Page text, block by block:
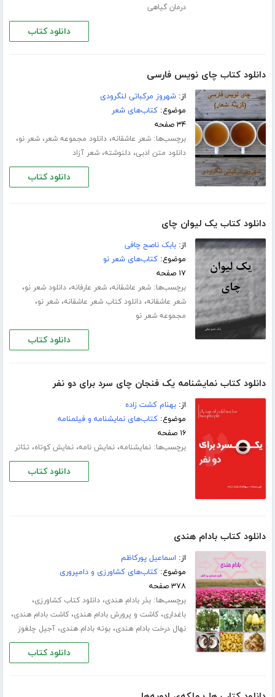
درمان گیاهی
دانلود کتاب
دانلود کتاب چای نویس فارسی
از:شهروز مرکباتی لنگرودی
موضوع:کتاب‌های شعر
۳۴ صفحه
برچسب‌ها:شعر عاشقانه،دانلود مجموعه شعر،شعر نو،
دانلود متن ادبی،دلنوشته،شعر آزاد
دانلود کتاب
دانلود کتاب یک لیوان چای
از:بابک ناصح چافی
موضوع:کتاب‌های شعر نو
۱۷ صفحه
برچسب‌ها:شعر عاشقانه،شعر عارفانه،دانلود شعر نو،
شعر عاشقانه،دانلود کتاب شعر عاشقانه،شعر نو،
مجموعه شعر نو
دانلود کتاب
دانلود کتاب نمایشنامه یک فنجان چای سرد برای دو نفر
از:بهنام کشت زاده
موضوع:کتاب‌های نمایشنامه و فیلمنامه
۱۶ صفحه
برچسب‌ها:نمایشنامه،نمایش نامه،نمایش کوتاه، تئاتر
دانلود کتاب
دانلود کتاب بادام هندی
از: اسماعیل پورکاظم
موضوع:کتاب‌های کشاورزی و دامپروری
۳۷۸ صفحه
برچسب‌ها:بذر بادام هندی،دانلود کتاب کشاورزی،
باغداری،کاشت و پرورش بادام هندی،کاشت بادام هندی،
نهال درخت بادام هندی،بوته بادام هندی،آجیل چلغوز
دانلود کتاب